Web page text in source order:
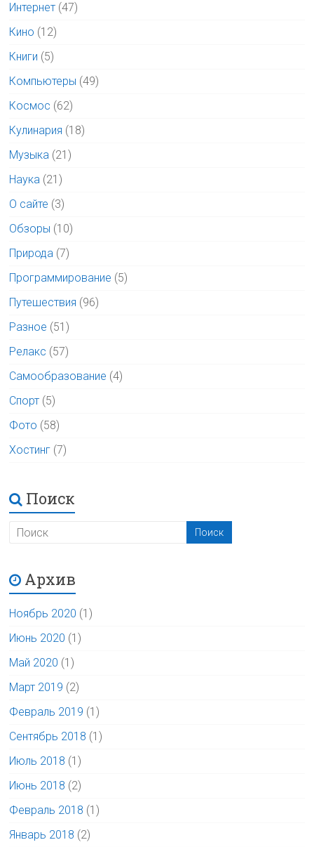
Интернет (47)
Кино (12)
Книги (5)
Компьютеры (49)
Космос (62)
Кулинария (18)
Музыка (21)
Наука (21)
О сайте (3)
Обзоры (10)
Природа (7)
Программирование (5)
Путешествия (96)
Разное (51)
Релакс (57)
Самообразование (4)
Спорт (5)
Фото (58)
Хостинг (7)
Поиск
Архив
Ноябрь 2020 (1)
Июнь 2020 (1)
Май 2020 (1)
Март 2019 (2)
Февраль 2019 (1)
Сентябрь 2018 (1)
Июль 2018 (1)
Июнь 2018 (2)
Февраль 2018 (1)
Январь 2018 (2)